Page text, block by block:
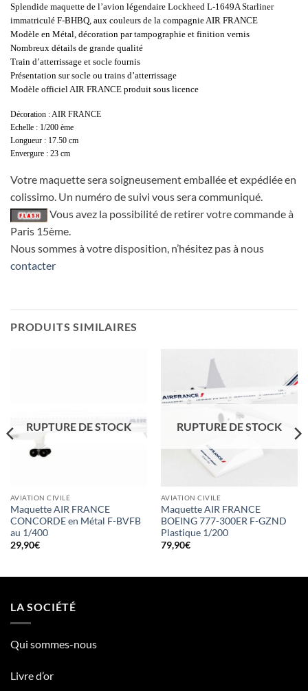
Splendide maquette de l’avion légendaire Lockheed L-1649A Starliner
immatriculé F-BHBQ, aux couleurs de la compagnie AIR FRANCE
Modèle en Métal, décoration par tampographie et finition vernis
Nombreux détails de grande qualité
Train d’atterrissage et socle fournis
Présentation sur socle ou trains d’atterrissage
Modèle officiel AIR FRANCE produit sous licence
Décoration : AIR FRANCE
Echelle : 1/200 ème
Longueur : 17.50 cm
Envergure : 23 cm
Votre maquette sera soigneusement emballée et expédiée en
colissimo. Un numéro de suivi vous sera communiqué.
Vous avez la possibilité de retirer votre commande à
Paris 15ème.
Nous sommes à votre disposition, n’hésitez pas à nous
contacter
PRODUITS SIMILAIRES
RUPTURE DE STOCK
AVIATION CIVILE
Maquette AIR FRANCE
CONCORDE en Métal F-BVFB
au 1/400
29,90€
RUPTURE DE STOCK
AVIATION CIVILE
Maquette AIR FRANCE
BOEING 777-300ER F-GZND
Plastique 1/200
79,90€
LA SOCIÉTÉ
Qui sommes-nous
Livre d’or